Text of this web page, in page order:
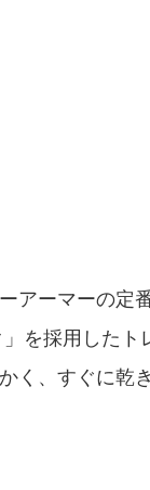
アーマーの定
」を採用した
く、すぐに乾